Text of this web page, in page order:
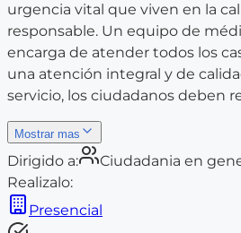
urgencia vital que viven en la
responsable. Un equipo de
encarga de atender todos los
una atención integral y de
servicio, los ciudadanos deben
Mostrar mas
Dirigido a:
Ciudadania en
Realizalo:
Presencial